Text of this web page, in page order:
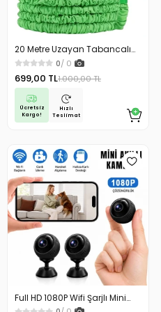
20 Metre Uzayan Tabancalı
Hortum Magic Hose Bahçe
Hortumu Sulama Hortumu
0/ 0
699,00 TL1.000,00 TL
Ücretsiz
Kargo!
Hızlı
Teslimat
Full HD 1080P Wifi Şarjlı Mini
Güvenlik Kamerası Geniş Açılı